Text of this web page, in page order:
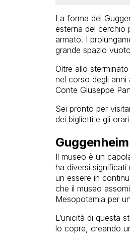
La forma del
esterna del cerchio
armato. I
grande spazio
Oltre allo
nel corso degli anni
Conte Giuseppe
Sei pronto per
dei biglietti e gli
Il museo è un
ha diversi
un essere in
che il museo
Mesopotamia per
L’unicità di questa
lo copre, creando